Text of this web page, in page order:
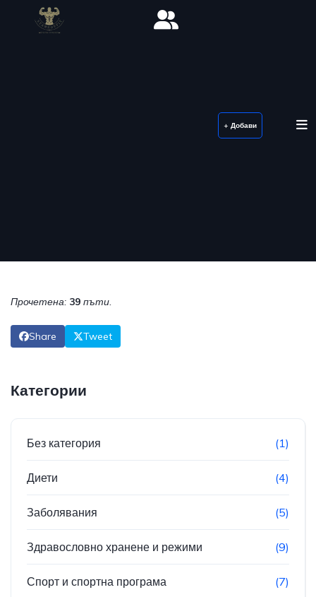
+ Добави
Прочетена: 39 пъти.
Share Tweet
Категории
Без категория (1)
Диети (4)
Заболявания (5)
Здравословно хранене и режими (9)
Спорт и спортна програма (7)